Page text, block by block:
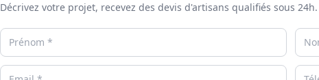
Décrivez votre projet, recevez des devis d'artisans qualifiés sous 24h.